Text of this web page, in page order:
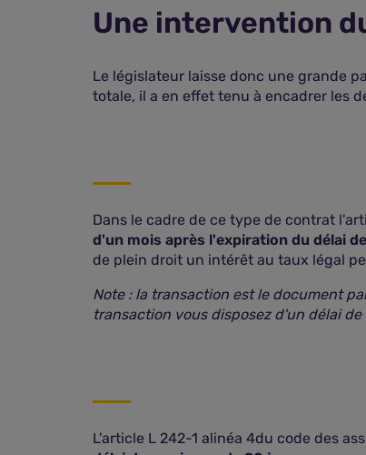
Une intervention
Le législateur laisse donc une grande
totale, il a en effet tenu à encadrer les
Dans le cadre de ce type de contrat
d'un mois après l'expiration du délai
de plein droit un intérêt au taux légal
Note : la transaction est le document
transaction vous disposez d'un délai
L'article L 242-1 alinéa 4du code des